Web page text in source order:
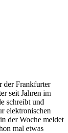
der Frankfurter
seit Jahren im
schreibt und
elektronischen
der Woche meldet
mal etwas